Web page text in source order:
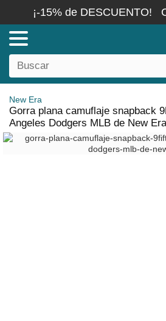
¡-15% de DESCUENTO!
New Era
Gorra plana camuflaje snapback
Angeles Dodgers MLB de New Era